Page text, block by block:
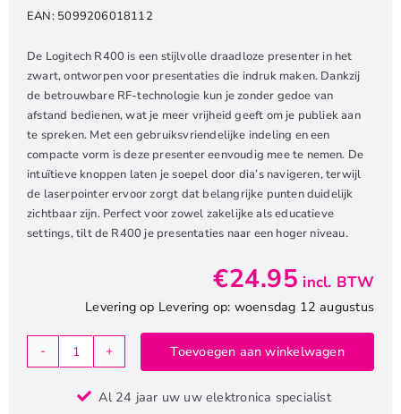
EAN: 5099206018112
De Logitech R400 is een stijlvolle draadloze presenter in het
zwart, ontworpen voor presentaties die indruk maken. Dankzij
de betrouwbare RF-technologie kun je zonder gedoe van
afstand bedienen, wat je meer vrijheid geeft om je publiek aan
te spreken. Met een gebruiksvriendelijke indeling en een
compacte vorm is deze presenter eenvoudig mee te nemen. De
intuïtieve knoppen laten je soepel door dia’s navigeren, terwijl
de laserpointer ervoor zorgt dat belangrijke punten duidelijk
zichtbaar zijn. Perfect voor zowel zakelijke als educatieve
settings, tilt de R400 je presentaties naar een hoger niveau.
€24.95 incl. BTW
Levering op Levering op: woensdag 12 augustus
Logitech
|
Toevoegen aan winkelwagen
Al 24 jaar uw uw elektronica specialist